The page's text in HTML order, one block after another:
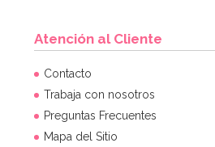
Atención al Cliente
Contacto
Trabaja con nosotros
Preguntas Frecuentes
Mapa del Sitio